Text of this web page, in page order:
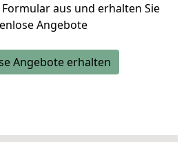
aus und erhalten Sie
Angebote
Angebote erhalten